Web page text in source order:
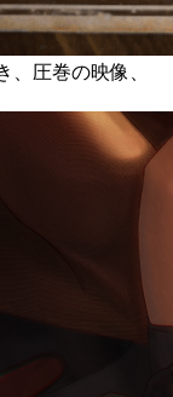
圧巻の映像、